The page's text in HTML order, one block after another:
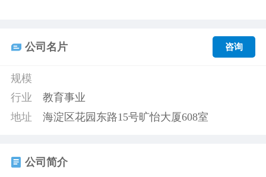
公司名片 咨询
规模
行业
教育事业
地址
海淀区花园东路15号旷怡大厦608室
公司简介